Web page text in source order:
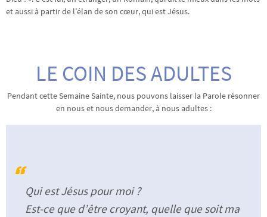
et aussi à partir de l’élan de son cœur, qui est Jésus.
LE COIN DES ADULTES
Pendant cette Semaine Sainte, nous pouvons laisser la Parole résonner
en nous et nous demander, à nous adultes :
Qui est Jésus pour moi ?
Est-ce que d’être croyant, quelle que soit ma